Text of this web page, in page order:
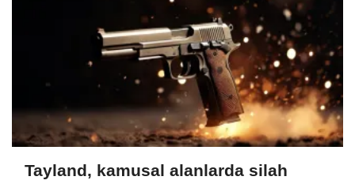
Tayland, kamusal alanlarda silah